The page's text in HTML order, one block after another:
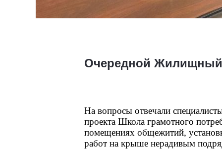
Очередной Жилищный
На вопросы отвечали
проекта Школа грамотного
помещениях общежитий,
работ на крыше нерадивым